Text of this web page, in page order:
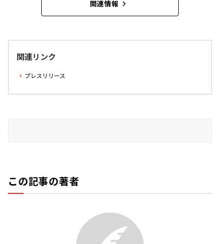
関連情報
関連リンク
プレスリリース
この記事の著者